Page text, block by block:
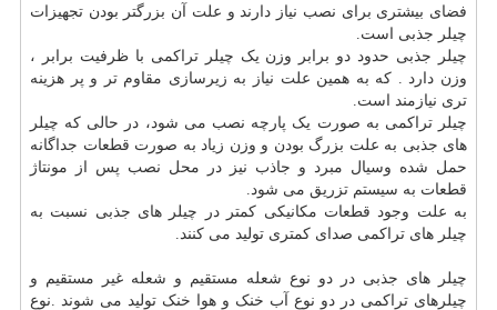
فضای بیشتری برای نصب نیاز دارند و علت آن بزرگتر بودن تجهیزات
چیلر جذبی است.
چیلر جذبی حدود دو برابر وزن یک چیلر تراکمی با ظرفیت برابر ،
وزن دارد . که به همین علت نیاز به زیرسازی مقاوم تر و پر هزینه
تری نیازمند است.
چیلر تراکمی به صورت یک پارچه نصب می شود، در حالی که چیلر
های جذبی به علت بزرگ بودن و وزن زیاد به صورت قطعات جداگانه
حمل شده وسیال مبرد و جاذب نیز در محل نصب پس از مونتاژ
قطعات به سیستم تزریق می شود.
به علت وجود قطعات مکانیکی کمتر در چیلر های جذبی نسبت به
چیلر های تراکمی صدای کمتری تولید می کنند.
چیلر های جذبی در دو نوع شعله مستقیم و شعله غیر مستقیم و
چیلرهای تراکمی در دو نوع آب خنک و هوا خنک تولید می شوند .نوع